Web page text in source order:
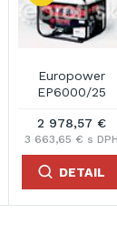
Europower
EP6000/25
2 978,57 €
3 663,65 € s DPH
DETAIL